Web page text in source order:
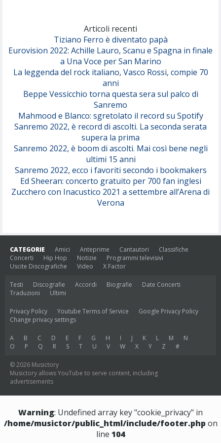
Serenamente
Articoli recenti
Tiziano Ferro è diventato papà
Eurovision 2022: Achille Lauro, Scanu e Spagna in finale
a Una Voce per San Marino
La leggenda del rock italiano, Vasco Rossi, compie 70
anni
Beppe Vessicchio torna questa sera sul palco di
Sanremo
Mahmood e Blanco: sgretolato il record su Spotify
Sanremo 2022, è record di ascolti. La seconda serata
supera la prima
Sanremo 2022, è boom di ascolti. Mai così bene negli
ultimi 15 anni
Sanremo 2022, ecco i favoriti secondo i bookmakers
Ed Sheeran: concerto gratuito per 700 fan inglesi
Zucchero con Inacustico 2021 a settembre all’Arena di
Verona
CATEGORIE Amici Anteprime Cantautori
Classifiche
Concerti
Hip Hop Notizie
Programmi televisivi
Uscite Discografiche
Video X Factor
Testi Discografie Accordi Biografie
Date Concerti
Traduzioni
Ultimi
Privacy Policy Youtube Terms of Service
Google Privacy Policy
Change privacy settings
A B C D E F G H I J K L M
N
O
P Q R S T U V W X Y Z #
© 2026 Musictory
Musictory allows YouTube to serve content, including
advertisements
Warning: Undefined array key "cookie_privacy" in
/home/musictor/public_html/include/footer.php on
line 104